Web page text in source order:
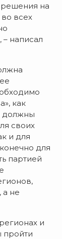
решения на
всех
– написал
как
должны
своих
и для
для
партией
не
и
пройти